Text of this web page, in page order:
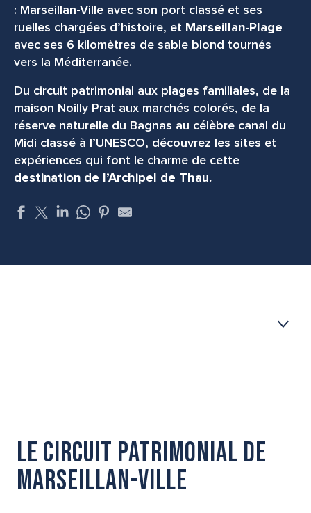
: Marseillan-Ville avec son port classé et ses
ruelles chargées d’histoire, et Marseillan-Plage
avec ses 6 kilomètres de sable blond tournés
vers la Méditerranée.
Du circuit patrimonial aux plages familiales, de la
maison Noilly Prat aux marchés colorés, de la
réserve naturelle du Bagnas au célèbre canal du
Midi classé à l’UNESCO, découvrez les sites et
expériences qui font le charme de cette
destination de l’Archipel de Thau.
Noilly Prat
Canal du Midi
Marseillan-Plage
Le circuit patrimonial de
Marseillan-Ville